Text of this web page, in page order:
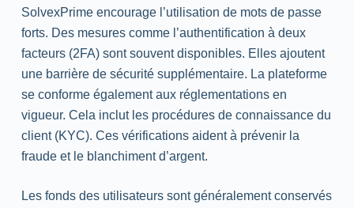
SolvexPrime encourage l’utilisation de mots de passe
forts. Des mesures comme l’authentification à deux
facteurs (2FA) sont souvent disponibles. Elles ajoutent
une barrière de sécurité supplémentaire. La plateforme
se conforme également aux réglementations en
vigueur. Cela inclut les procédures de connaissance du
client (KYC). Ces vérifications aident à prévenir la
fraude et le blanchiment d’argent.
Les fonds des utilisateurs sont généralement conservés